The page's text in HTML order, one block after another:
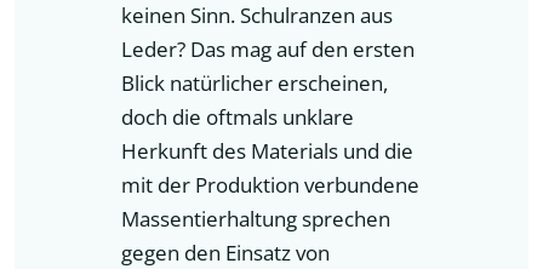
keinen Sinn. Schulranzen aus
Leder? Das mag auf den ersten
Blick natürlicher erscheinen,
doch die oftmals unklare
Herkunft des Materials und die
mit der Produktion verbundene
Massentierhaltung sprechen
gegen den Einsatz von